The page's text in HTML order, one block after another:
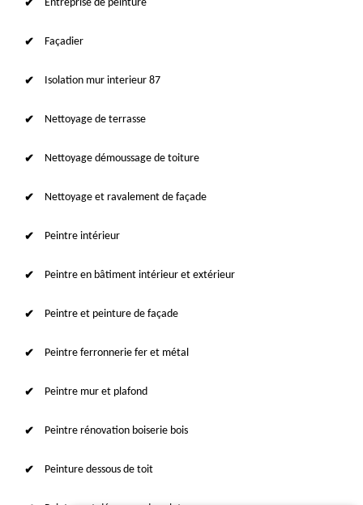
Entreprise de peinture
Façadier
Isolation mur interieur 87
Nettoyage de terrasse
Nettoyage démoussage de toiture
Nettoyage et ravalement de façade
Peintre intérieur
Peintre en bâtiment intérieur et extérieur
Peintre et peinture de façade
Peintre ferronnerie fer et métal
Peintre mur et plafond
Peintre rénovation boiserie bois
Peinture dessous de toit